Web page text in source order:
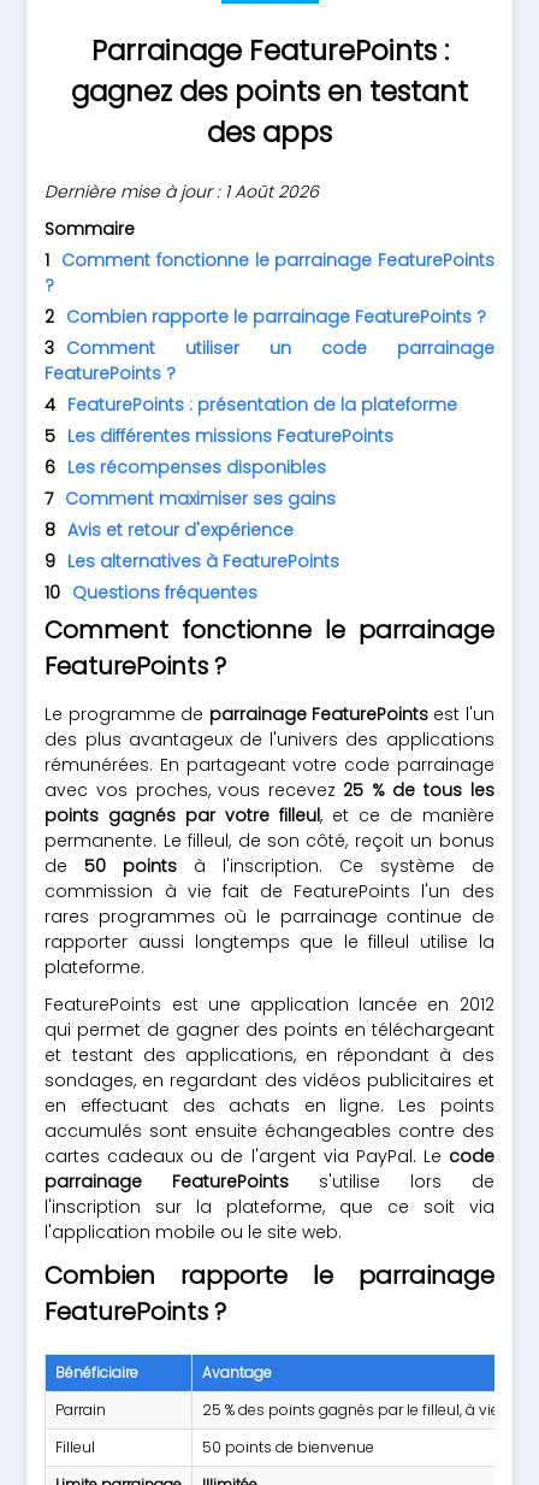
Parrainage FeaturePoints :
gagnez des points en testant
des apps
Dernière mise à jour : 1 Août 2026
Sommaire
Comment fonctionne le parrainage FeaturePoints
?
Combien rapporte le parrainage FeaturePoints ?
Comment utiliser un code parrainage
FeaturePoints ?
FeaturePoints : présentation de la plateforme
Les différentes missions FeaturePoints
Les récompenses disponibles
Comment maximiser ses gains
Avis et retour d'expérience
Les alternatives à FeaturePoints
Questions fréquentes
Comment fonctionne le parrainage
FeaturePoints ?
Le programme de parrainage FeaturePointsest l'un
des plus avantageux de l'univers des applications
rémunérées. En partageant votre code parrainage
avec vos proches, vous recevez 25 % de tous les
points gagnés par votre filleul, et ce de manière
permanente. Le filleul, de son côté, reçoit un bonus
de 50 points à l'inscription. Ce système de
commission à vie fait de FeaturePoints l'un des
rares programmes où le parrainage continue de
rapporter aussi longtemps que le filleul utilise la
plateforme.
FeaturePoints est une application lancée en 2012
qui permet de gagner des points en téléchargeant
et testant des applications, en répondant à des
sondages, en regardant des vidéos publicitaires et
en effectuant des achats en ligne. Les points
accumulés sont ensuite échangeables contre des
cartes cadeaux ou de l'argent via PayPal. Le code
parrainage FeaturePoints s'utilise lors de
l'inscription sur la plateforme, que ce soit via
l'application mobile ou le site web.
Combien rapporte le parrainage
FeaturePoints ?
Bénéficiaire Avantage
Parrain
25 % des points gagnés par le filleul, à vie
Filleul
50 points de bienvenue